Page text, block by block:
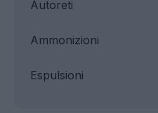
Ammonizioni
Espulsioni
Autoreti